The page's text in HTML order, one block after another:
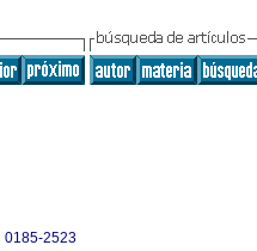
0185-2523